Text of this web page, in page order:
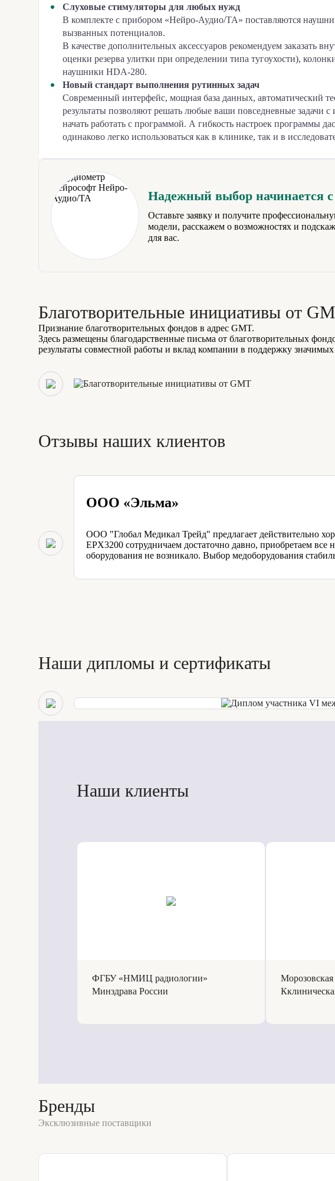
Слуховые стимуляторы для любых нужд
В комплекте с прибором «Нейро-Аудио/ТА» поставляются
вызванных потенциалов.
В качестве дополнительных аксессуаров рекомендуем заказать
оценки резерва улитки при определении типа тугоухости),
наушники HDA-280.
Новый стандарт выполнения рутинных задач
Современный интерфейс, мощная база данных, автоматический
результаты позволяют решать любые ваши повседневные задачи
начать работать с программой. А гибкость настроек программы
одинаково легко использоваться как в клинике, так и в
Надежный выбор начинается с
Оставьте заявку и получите
модели, расскажем о возможностях и
для вас.
Благотворительные инициативы от
Признание благотворительных фондов в адрес GMT.
Здесь размещены благодарственные письма от благотворительных
результаты совместной работы и вклад компании в поддержку
Отзывы наших клиентов
ООО «Эльма»
ООО "Глобал Медикал Трейд" предлагает действительно
EPX3200 сотрудничаем достаточно давно, приобретаем все
оборудования не возникало. Выбор медоборудования
Наши дипломы и сертификаты
Наши клиенты
ФГБУ «НМИЦ радиологии»
Минздрава России
Морозовская
Бренды
Эксклюзивные поставщики